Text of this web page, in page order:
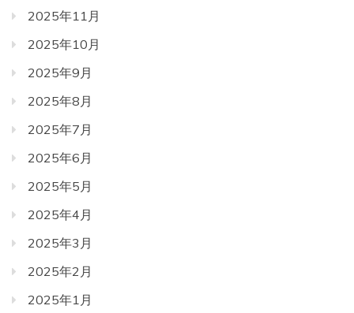
2025年11月
2025年10月
2025年9月
2025年8月
2025年7月
2025年6月
2025年5月
2025年4月
2025年3月
2025年2月
2025年1月